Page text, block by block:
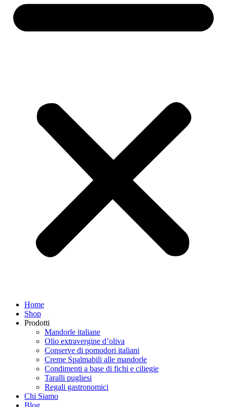
Home
Shop
Prodotti
Mandorle italiane
Olio extravergine d’oliva
Conserve di pomodori italiani
Creme Spalmabili alle mandorle
Condimenti a base di fichi e ciliegie
Taralli pugliesi
Regali gastronomici
Chi Siamo